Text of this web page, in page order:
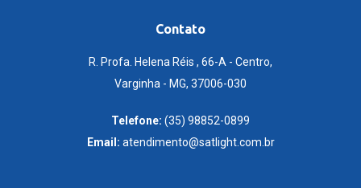
Contato
R. Profa. Helena Réis , 66-A - Centro,
Varginha - MG, 37006-030
Telefone: (35) 98852-0899
Email: atendimento@satlight.com.br